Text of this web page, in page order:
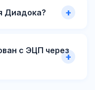
Диадока?
с ЭЦП через